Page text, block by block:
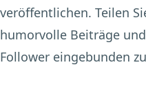
veröffentlichen. Teilen
humorvolle Beiträge
Follower eingebunden